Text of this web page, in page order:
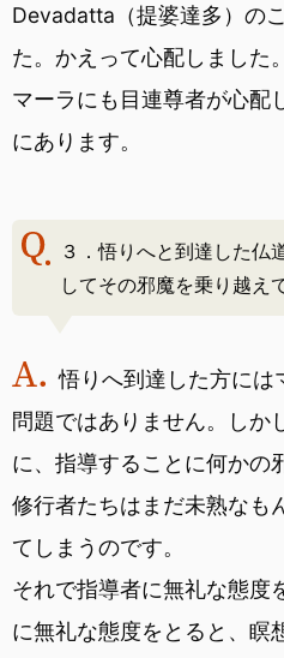
Devadatta（提婆達多）の
た。かえって心配しました。
マーラにも目連尊者が心配
にあります。
３．悟りへと到達した仏
してその邪魔を乗り越え
悟りへ到達した方には
問題ではありません。しか
に、指導することに何かの
修行者たちはまだ未熟なも
てしまうのです。
それで指導者に無礼な態度
に無礼な態度をとると、瞑